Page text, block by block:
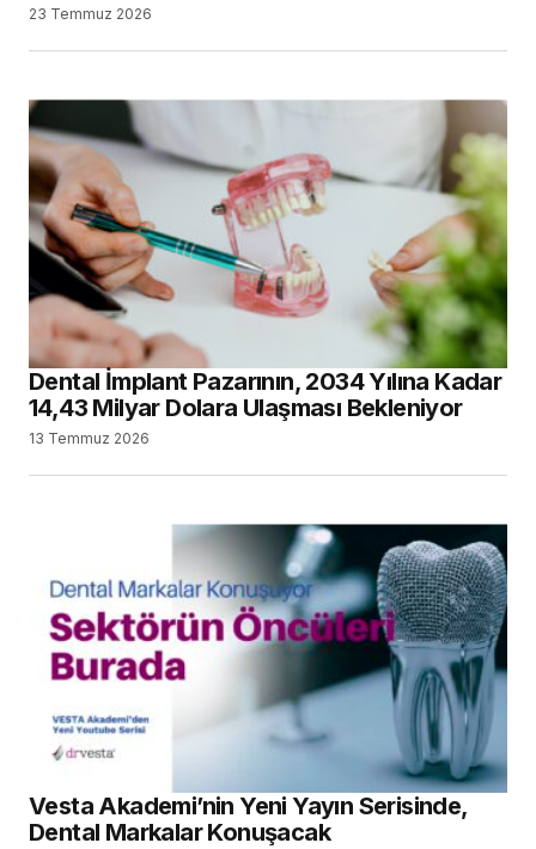
23 Temmuz 2026
Dental İmplant Pazarının, 2034 Yılına Kadar
14,43 Milyar Dolara Ulaşması Bekleniyor
13 Temmuz 2026
Vesta Akademi’nin Yeni Yayın Serisinde,
Dental Markalar Konuşacak